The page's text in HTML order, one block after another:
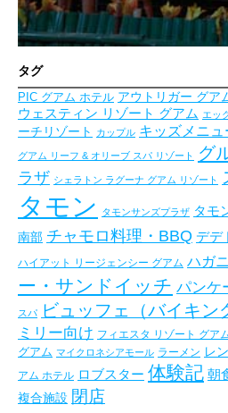
タグ
PIC グアム ホテル アウトリガー グア
ウェスティン リゾート グアム エッ
ーチリゾート
カップル キッズメニュ
グアム リーフ & オリーブ スパ リゾート グ
ラザ シェラトン ラグーナ グアム リゾート
タモン タモンサンズプラザ タモ
南部 チャモロ料理・BBQ デデ
ハイアット リージェンシー グアム ハガ
ー・サンドイッチ パンケ
スパ ビュッフェ（バイキン
ミリー向け フィエスタ リゾート グア
グアム マイクロネシアモール ラーメン レ
アム ホテル ロブスター 体験記 朝
複合施設 閉店